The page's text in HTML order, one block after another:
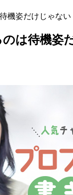
機姿だけじゃな
は待機姿